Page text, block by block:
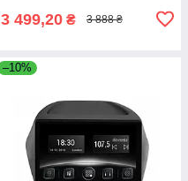
3 499,20 ₴ 3 888 ₴
–10%